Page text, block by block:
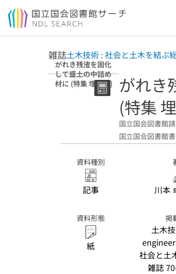
本文へ移動
雑誌土木技術 : 社会と土木を結ぶ
がれき残渣を固化
して盛土の中詰め
材に (特集 埋める)
がれき
(特集
国立国会図書館
国立国会図書館
資料種別
記事 川本
資料形態
紙
掲
土木
社会と土
雑誌